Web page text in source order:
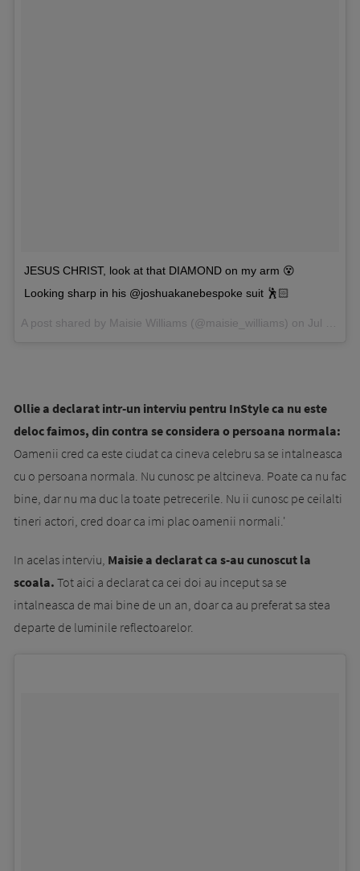
JESUS CHRIST, look at that DIAMOND on my arm 😵
Looking sharp in his @joshuakanebespoke suit 🕺🏻
A post shared by Maisie Williams (@maisie_williams) on Jul 14, 2017 at 1:22pm PDT
Ollie a declarat intr-un interviu pentru InStyle ca nu este
deloc faimos, din contra se considera o persoana normala:
Oamenii cred ca este ciudat ca cineva celebru sa se intalneasca
cu o persoana normala. Nu cunosc pe altcineva. Poate ca nu fac
bine, dar nu ma duc la toate petrecerile. Nu ii cunosc pe ceilalti
tineri actori, cred doar ca imi plac oamenii normali.'
In acelas interviu, Maisie a declarat ca s-au cunoscut la
scoala. Tot aici a declarat ca cei doi au inceput sa se
intalneasca de mai bine de un an, doar ca au preferat sa stea
departe de luminile reflectoarelor.